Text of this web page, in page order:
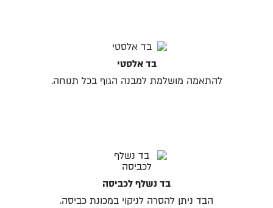
בד אלסטי
להתאמה מושלמת למבנה הגוף בכל תנוחה.
בד נשלף לכביסה
הבד ניתן להסרה לניקוי במכונת כביסה.